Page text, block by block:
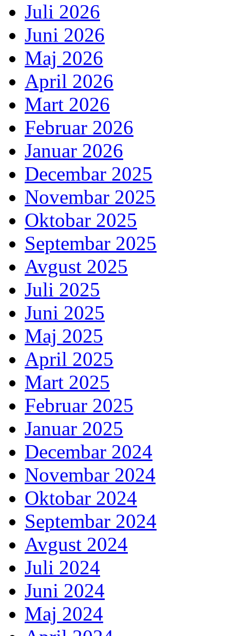
Juli 2026
Juni 2026
Maj 2026
April 2026
Mart 2026
Februar 2026
Januar 2026
Decembar 2025
Novembar 2025
Oktobar 2025
Septembar 2025
Avgust 2025
Juli 2025
Juni 2025
Maj 2025
April 2025
Mart 2025
Februar 2025
Januar 2025
Decembar 2024
Novembar 2024
Oktobar 2024
Septembar 2024
Avgust 2024
Juli 2024
Juni 2024
Maj 2024